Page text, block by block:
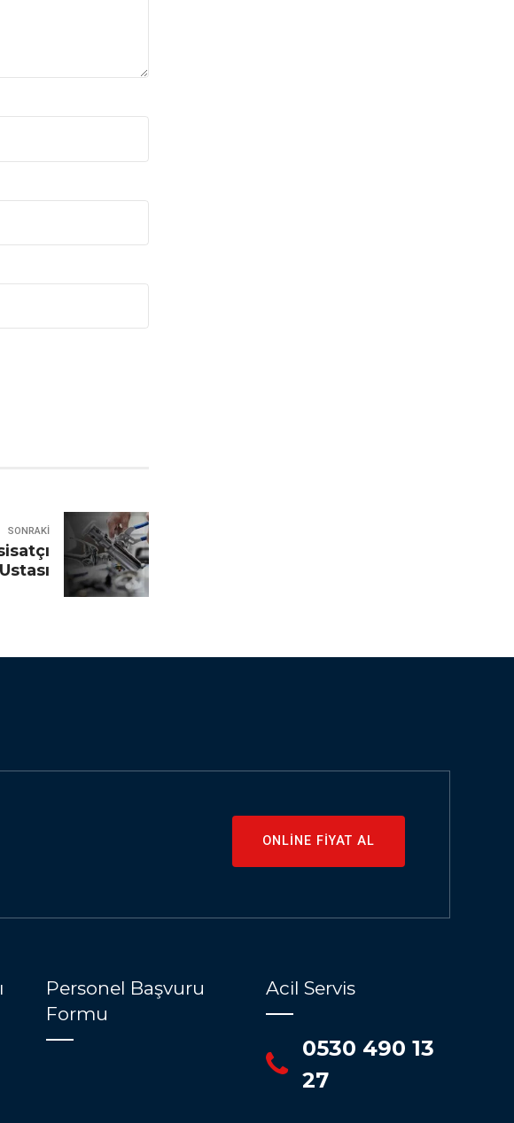
SONRAKI
Ustası
ONLİNE FİYAT AL
Personel Başvuru
Formu
Acil Servis
0530 490 13
27